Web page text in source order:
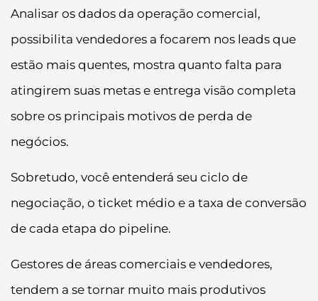
Analisar os dados da operação comercial,
possibilita vendedores a focarem nos leads que
estão mais quentes, mostra quanto falta para
atingirem suas metas e entrega visão completa
sobre os principais motivos de perda de
negócios.
Sobretudo, você entenderá seu ciclo de
negociação, o ticket médio e a taxa de conversão
de cada etapa do pipeline.
Gestores de áreas comerciais e vendedores,
tendem a se tornar muito mais produtivos